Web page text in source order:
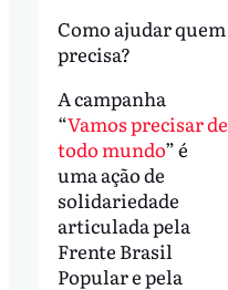
Como ajudar quem
precisa?
A campanha
“Vamos precisar de
todo mundo” é
uma ação de
solidariedade
articulada pela
Frente Brasil
Popular e pela